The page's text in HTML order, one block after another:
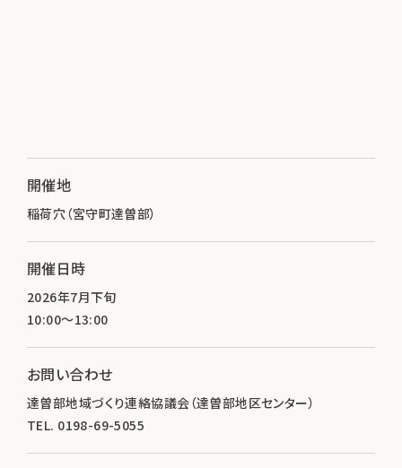
開催地
稲荷穴（宮守町達曽部）
開催日時
2026年7月下旬
10:00～13:00
お問い合わせ
達曽部地域づくり連絡協議会（達曽部地区センター）
TEL. 0198-69-5055